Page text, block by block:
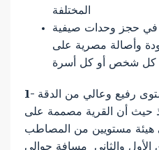
المختلفة
في حجز وحدات صيفية
وأصالة مصرية على
كل شخص أو كل أسرة
1- القرية تم تصميمها على مستوى رفيع وعالي من الدقة
حيث أن القرية مصممة على
هيئة مستويين من المصاطب
الأول والثاني مسافة حوالي